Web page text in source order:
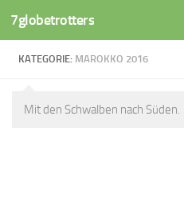
Zum Inhalt springen
7globetrotters
KATEGORIE: MAROKKO 2016
Mit den Schwalben nach Süden.